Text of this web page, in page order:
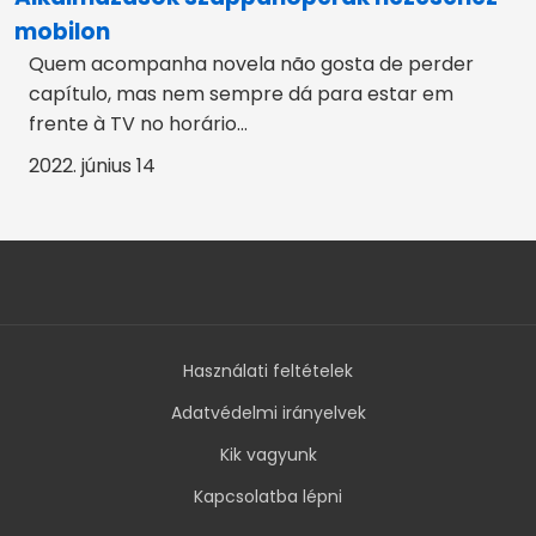
mobilon
Quem acompanha novela não gosta de perder
capítulo, mas nem sempre dá para estar em
frente à TV no horário...
2022. június 14
Használati feltételek
Adatvédelmi irányelvek
Kik vagyunk
Kapcsolatba lépni